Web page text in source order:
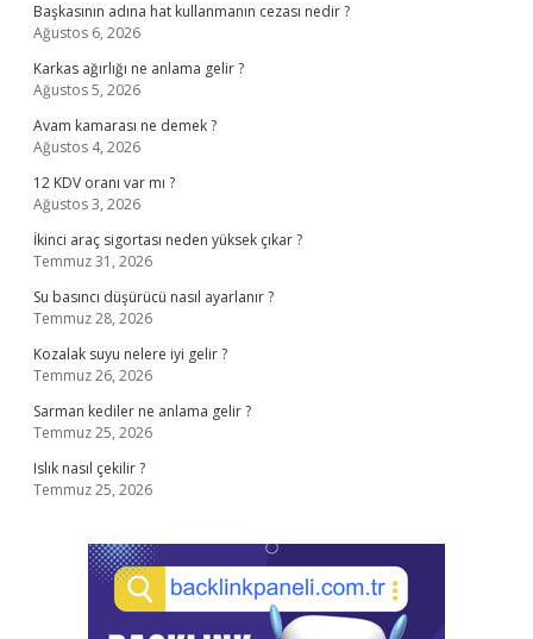
Başkasının adına hat kullanmanın cezası nedir ?
Ağustos 6, 2026
Karkas ağırlığı ne anlama gelir ?
Ağustos 5, 2026
Avam kamarası ne demek ?
Ağustos 4, 2026
12 KDV oranı var mı ?
Ağustos 3, 2026
İkinci araç sigortası neden yüksek çıkar ?
Temmuz 31, 2026
Su basıncı düşürücü nasıl ayarlanır ?
Temmuz 28, 2026
Kozalak suyu nelere iyi gelir ?
Temmuz 26, 2026
Sarman kediler ne anlama gelir ?
Temmuz 25, 2026
Islık nasıl çekilir ?
Temmuz 25, 2026